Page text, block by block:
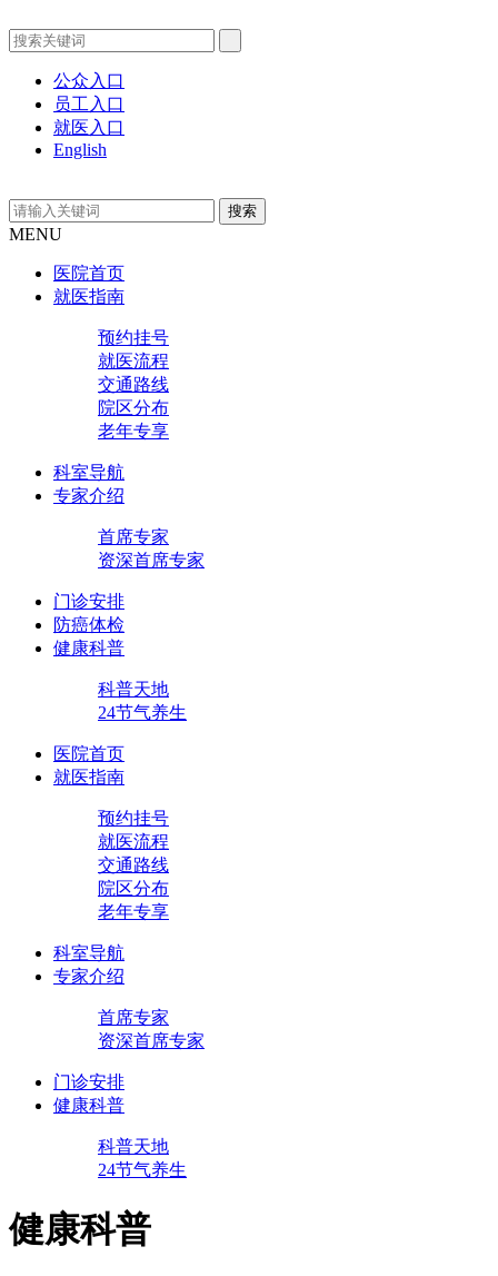
公众入口
员工入口
就医入口
English
MENU
医院首页
就医指南
预约挂号
就医流程
交通路线
院区分布
老年专享
科室导航
专家介绍
首席专家
资深首席专家
门诊安排
防癌体检
健康科普
科普天地
24节气养生
医院首页
就医指南
预约挂号
就医流程
交通路线
院区分布
老年专享
科室导航
专家介绍
首席专家
资深首席专家
门诊安排
健康科普
科普天地
24节气养生
健康科普